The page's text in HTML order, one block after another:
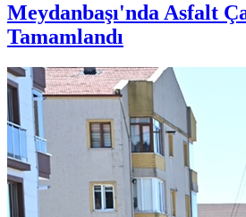
Meydanbaşı'nda Asfalt
Tamamlandı